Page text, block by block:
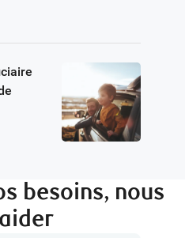
besoins, nous